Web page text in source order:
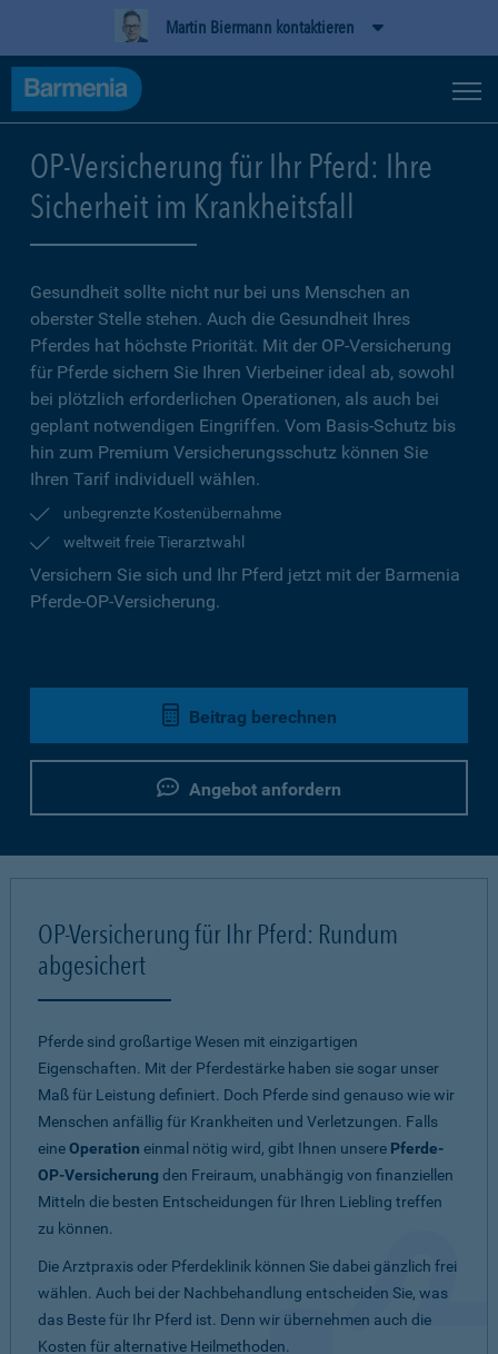
Martin Biermann kontaktieren
OP-Versicherung für Ihr Pferd: Ihre
Sicherheit im Krankheitsfall
Gesundheit sollte nicht nur bei uns Menschen an
oberster Stelle stehen. Auch die Gesundheit Ihres
Pferdes hat höchste Priorität. Mit der OP-Versicherung
für Pferde sichern Sie Ihren Vierbeiner ideal ab, sowohl
bei plötzlich erforderlichen Operationen, als auch bei
geplant notwendigen Eingriffen. Vom Basis-Schutz bis
hin zum Premium Versicherungsschutz können Sie
Ihren Tarif individuell wählen.
unbegrenzte Kostenübernahme
weltweit freie Tierarztwahl
Versichern Sie sich und Ihr Pferd jetzt mit der Barmenia
Pferde-OP-Versicherung.
Beitrag berechnen
Angebot anfordern
OP-Versicherung für Ihr Pferd: Rundum
abgesichert
Pferde sind großartige Wesen mit einzigartigen
Eigenschaften. Mit der Pferdestärke haben sie sogar unser
Maß für Leistung definiert. Doch Pferde sind genauso wie wir
Menschen anfällig für Krankheiten und Verletzungen. Falls
eineOperation einmal nötig wird, gibt Ihnen unsere Pferde-
OP-Versicherung den Freiraum, unabhängig von finanziellen
Mitteln die besten Entscheidungen für Ihren Liebling treffen
zu können.
Die Arztpraxis oder Pferdeklinik können Sie dabei gänzlich frei
wählen. Auch bei der Nachbehandlung entscheiden Sie, was
das Beste für Ihr Pferd ist. Denn wir übernehmen auch die
Kosten für alternative Heilmethoden.